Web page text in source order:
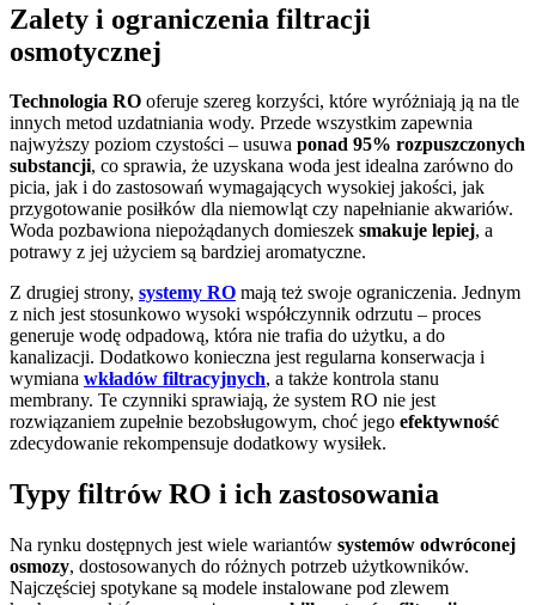
Zalety i ograniczenia filtracji
osmotycznej
Technologia RO oferuje szereg korzyści, które wyróżniają ją na tle
innych metod uzdatniania wody. Przede wszystkim zapewnia
najwyższy poziom czystości – usuwa ponad 95% rozpuszczonych
substancji, co sprawia, że uzyskana woda jest idealna zarówno do
picia, jak i do zastosowań wymagających wysokiej jakości, jak
przygotowanie posiłków dla niemowląt czy napełnianie akwariów.
Woda pozbawiona niepożądanych domieszek smakuje lepiej, a
potrawy z jej użyciem są bardziej aromatyczne.
Z drugiej strony, systemy RO mają też swoje ograniczenia. Jednym
z nich jest stosunkowo wysoki współczynnik odrzutu – proces
generuje wodę odpadową, która nie trafia do użytku, a do
kanalizacji. Dodatkowo konieczna jest regularna konserwacja i
wymiana wkładów filtracyjnych, a także kontrola stanu
membrany. Te czynniki sprawiają, że system RO nie jest
rozwiązaniem zupełnie bezobsługowym, choć jego efektywność
zdecydowanie rekompensuje dodatkowy wysiłek.
Typy filtrów RO i ich zastosowania
Na rynku dostępnych jest wiele wariantów systemów odwróconej
osmozy, dostosowanych do różnych potrzeb użytkowników.
Najczęściej spotykane są modele instalowane pod zlewem